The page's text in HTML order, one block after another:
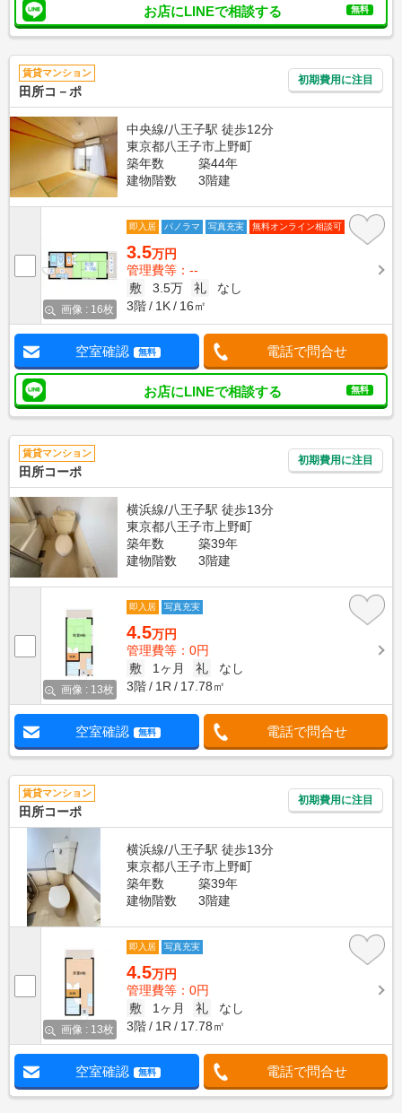
お店にLINEで相談する 無料
賃貸マンション
田所コ－ポ
初期費用に注目
中央線/八王子駅 徒歩12分
東京都八王子市上野町
築年数
築44年
建物階数
3階建
画像 : 16枚
即入居 パノラマ 写真充実 無料オンライン相談可
3.5万円
管理費等：--
敷
3.5万 礼
なし
3階
1K 16㎡
空室確認 無料 電話で問合せ
お店にLINEで相談する 無料
賃貸マンション
田所コーポ
初期費用に注目
横浜線/八王子駅 徒歩13分
東京都八王子市上野町
築年数
築39年
建物階数
3階建
画像 : 13枚
即入居 写真充実
4.5万円
管理費等：0円
敷
1ヶ月 礼
なし
3階
1R 17.78㎡
空室確認 無料 電話で問合せ
賃貸マンション
田所コーポ
初期費用に注目
横浜線/八王子駅 徒歩13分
東京都八王子市上野町
築年数
築39年
建物階数
3階建
画像 : 13枚
即入居 写真充実
4.5万円
管理費等：0円
敷
1ヶ月 礼
なし
3階
1R 17.78㎡
空室確認 無料 電話で問合せ